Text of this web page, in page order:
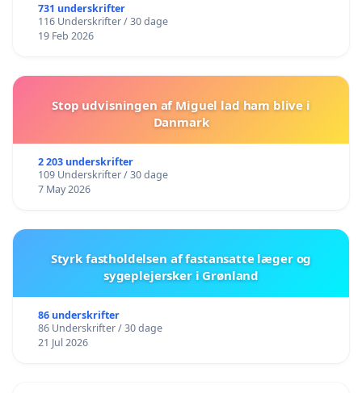
731 underskrifter
116 Underskrifter / 30 dage
19 Feb 2026
Stop udvisningen af Miguel lad ham blive i
Danmark
2 203 underskrifter
109 Underskrifter / 30 dage
7 May 2026
Styrk fastholdelsen af fastansatte læger og
sygeplejersker i Grønland
86 underskrifter
86 Underskrifter / 30 dage
21 Jul 2026